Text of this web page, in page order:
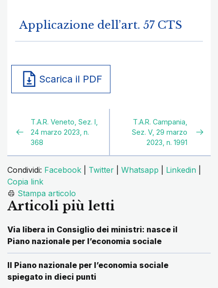
Applicazione dell’art. 57 CTS
Scarica il PDF
T.A.R. Veneto, Sez. I,
24 marzo 2023, n.
368
T.A.R. Campania,
Sez. V, 29 marzo
2023, n. 1991
Condividi: Facebook Twitter Whatsapp Linkedin
Copia link
Stampa articolo
Articoli più letti
Via libera in Consiglio dei ministri: nasce il
Piano nazionale per l’economia sociale
Il Piano nazionale per l’economia sociale
spiegato in dieci punti